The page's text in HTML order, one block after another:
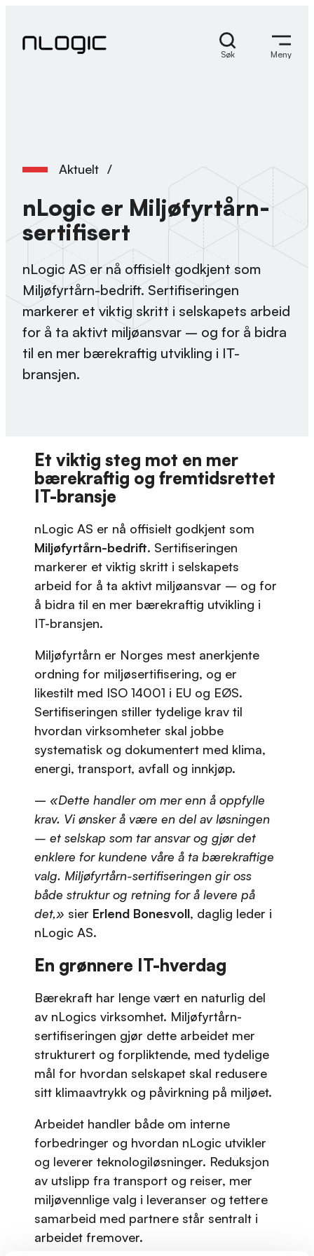
innhold
Søk Meny
Aktuelt /
nLogic er Miljøfyrtårn-
sertifisert
nLogic AS er nå offisielt godkjent som
Miljøfyrtårn-bedrift. Sertifiseringen
markerer et viktig skritt i selskapets arbeid
for å ta aktivt miljøansvar – og for å bidra
til en mer bærekraftig utvikling i IT-
bransjen.
Et viktig steg mot en mer
bærekraftig og fremtidsrettet
IT-bransje
nLogic AS er nå offisielt godkjent som
Miljøfyrtårn-bedrift. Sertifiseringen
markerer et viktig skritt i selskapets
arbeid for å ta aktivt miljøansvar – og for
å bidra til en mer bærekraftig utvikling i
IT-bransjen.
Miljøfyrtårn er Norges mest anerkjente
ordning for miljøsertifisering, og er
likestilt med ISO 14001 i EU og EØS.
Sertifiseringen stiller tydelige krav til
hvordan virksomheter skal jobbe
systematisk og dokumentert med klima,
energi, transport, avfall og innkjøp.
– «Dette handler om mer enn å oppfylle
krav. Vi ønsker å være en del av løsningen
– et selskap som tar ansvar og gjør det
enklere for kundene våre å ta bærekraftige
valg. Miljøfyrtårn-sertifiseringen gir oss
både struktur og retning for å levere på
det,» sier Erlend Bonesvoll, daglig leder i
nLogic AS.
En grønnere IT-hverdag
Bærekraft har lenge vært en naturlig del
av nLogics virksomhet. Miljøfyrtårn-
sertifiseringen gjør dette arbeidet mer
strukturert og forpliktende, med tydelige
mål for hvordan selskapet skal redusere
sitt klimaavtrykk og påvirkning på miljøet.
Arbeidet handler både om interne
forbedringer og hvordan nLogic utvikler
og leverer teknologiløsninger. Reduksjon
av utslipp fra transport og reiser, mer
miljøvennlige valg i leveranser og tettere
samarbeid med partnere står sentralt i
arbeidet fremover.